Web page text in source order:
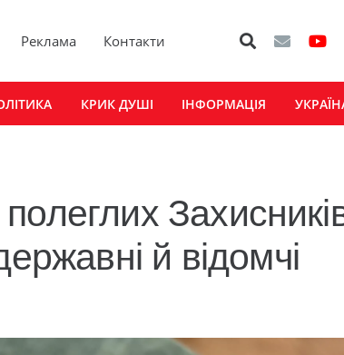
Реклама Контакти
КРИК ДУШІ ІНФОРМАЦІЯ
й відомчі